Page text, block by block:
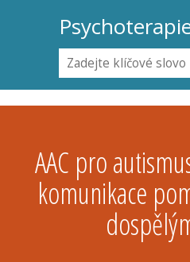
AAC pro
komunikace